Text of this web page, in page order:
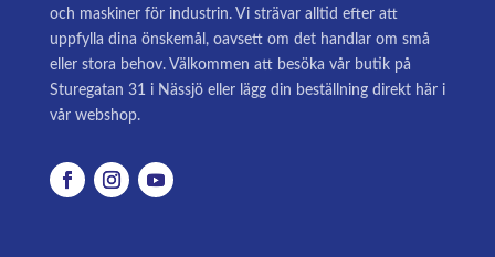
och maskiner för industrin. Vi strävar alltid efter att
uppfylla dina önskemål, oavsett om det handlar om små
eller stora behov. Välkommen att besöka vår butik på
Sturegatan 31 i Nässjö eller lägg din beställning direkt här i
vår webshop.